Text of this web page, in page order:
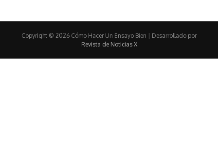
Copyright © 2026 Cómo Hacer Un Ensayo Bien | Desarrollado por
Revista de Noticias X